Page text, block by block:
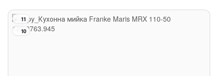
11
10